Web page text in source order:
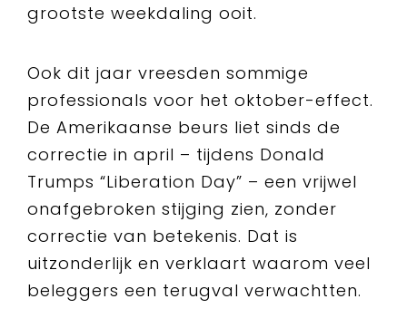
grootste weekdaling ooit.
Ook dit jaar vreesden sommige
professionals voor het oktober-effect.
De Amerikaanse beurs liet sinds de
correctie in april – tijdens Donald
Trumps “Liberation Day” – een vrijwel
onafgebroken stijging zien, zonder
correctie van betekenis. Dat is
uitzonderlijk en verklaart waarom veel
beleggers een terugval verwachtten.